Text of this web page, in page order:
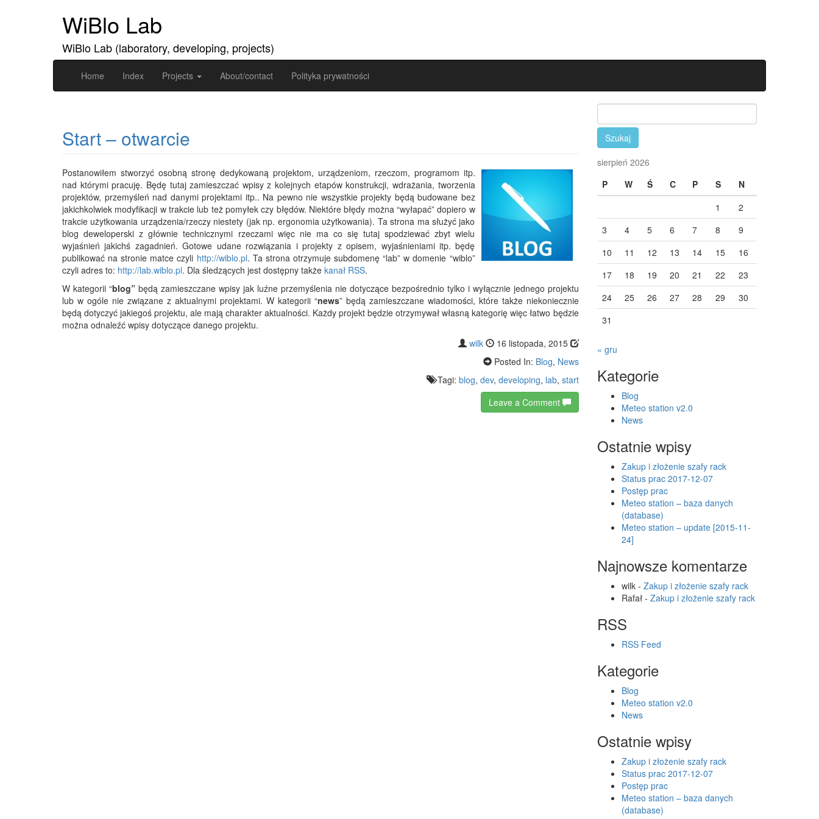
WiBlo Lab
WiBlo Lab (laboratory, developing, projects)
Home Index Projects About/contact Polityka prywatności
Start – otwarcie
Postanowiłem stworzyć osobną stronę dedykowaną projektom, urządzeniom, rzeczom, programom itp.
nad którymi pracuję. Będę tutaj zamieszczać wpisy z kolejnych etapów konstrukcji, wdrażania, tworzenia
projektów, przemyśleń nad danymi projektami itp.. Na pewno nie wszystkie projekty będą budowane bez
jakichkolwiek modyfikacji w trakcie lub też pomyłek czy błędów. Niektóre błędy można “wyłapać” dopiero w
trakcie użytkowania urządzenia/rzeczy niestety (jak np. ergonomia użytkowania). Ta strona ma służyć jako
blog deweloperski z głównie technicznymi rzeczami więc nie ma co się tutaj spodziewać zbyt wielu
wyjaśnień jakichś zagadnień. Gotowe udane rozwiązania i projekty z opisem, wyjaśnieniami itp. będę
publikować na stronie matce czyli http://wiblo.pl. Ta strona otrzymuje subdomenę “lab” w domenie “wiblo”
czyli adres to: http://lab.wiblo.pl. Dla śledzących jest dostępny także kanał RSS.
W kategorii “blog”będą zamieszczane wpisy jak luźne przemyślenia nie dotyczące bezpośrednio tylko i wyłącznie jednego projektu
lub w ogóle nie związane z aktualnymi projektami. W kategorii “news” będą zamieszczane wiadomości, które także niekoniecznie
będą dotyczyć jakiegoś projektu, ale mają charakter aktualności. Każdy projekt będzie otrzymywał własną kategorię więc łatwo będzie
można odnaleźć wpisy dotyczące danego projektu.
wilk
16 listopada, 2015
Posted In: Blog, News
Tagi: blog, dev, developing, lab, start
Leave a Comment
Szukaj:
sierpień 2026
P
W Ś C P S
N
1
2
3
4 5 6 7 8
9
10
11 12 13 14 15
16
17
18 19 20 21 22
23
24
25 26 27 28 29
30
31
« gru
Kategorie
Blog
Meteo station v2.0
News
Ostatnie wpisy
Zakup i złożenie szafy rack
Status prac 2017-12-07
Postęp prac
Meteo station – baza danych
(database)
Meteo station – update [2015-11-
24]
Najnowsze komentarze
wilk- Zakup i złożenie szafy rack
Rafał- Zakup i złożenie szafy rack
RSS
RSS Feed
Kategorie
Blog
Meteo station v2.0
News
Ostatnie wpisy
Zakup i złożenie szafy rack
Status prac 2017-12-07
Postęp prac
Meteo station – baza danych
(database)